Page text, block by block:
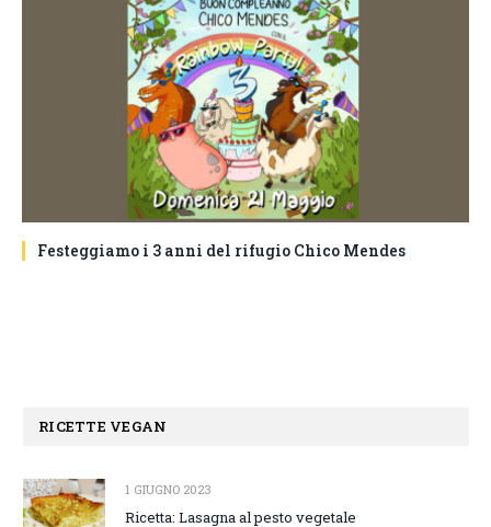
Festeggiamo i 3 anni del rifugio Chico Mendes
RICETTE VEGAN
1 GIUGNO 2023
Ricetta: Lasagna al pesto vegetale